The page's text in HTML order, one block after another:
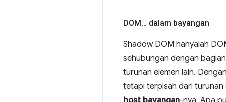
DOM… dalam bayangan
Shadow DOM hanyalah
sehubungan dengan
turunan elemen lain.
tetapi terpisah dari turunan